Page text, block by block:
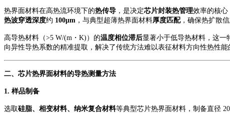
热界面材料在高热流环境下的热传导 ，是决定芯片封装热管理效率的核心
热波穿透深度约 100μm ，与典型超薄热界面材料厚度匹配，确保热扩散信
高导热材料（>5 W/(m・K)）的温度相位滞后显著小于低导热材料，这一
向异性导热系数的精准提取，解决了传统方法难以表征材料方向性热性能
二、芯片热界面材料的导热测量方法
1. 样品制备
选取硅脂、相变材料、纳米复合材料等典型芯片热界面材料，制备直径